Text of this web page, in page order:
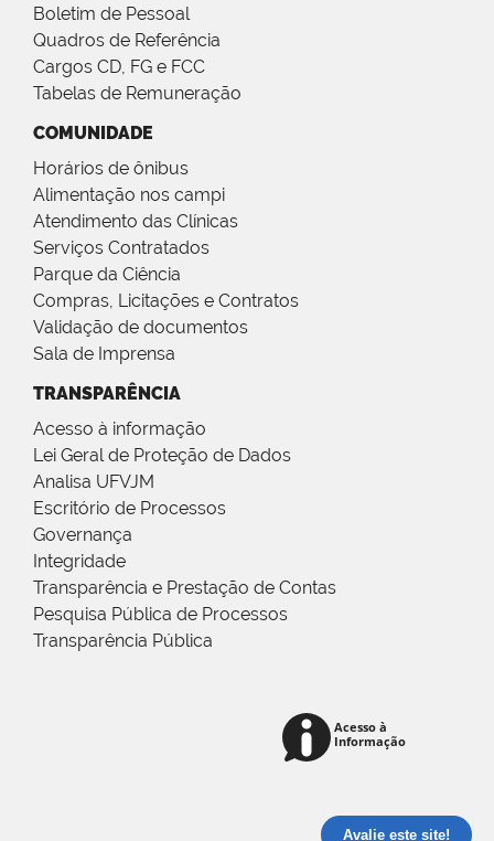
Boletim de Pessoal
Quadros de Referência
Cargos CD, FG e FCC
Tabelas de Remuneração
COMUNIDADE
Horários de ônibus
Alimentação nos campi
Atendimento das Clínicas
Serviços Contratados
Parque da Ciência
Compras, Licitações e Contratos
Validação de documentos
Sala de Imprensa
TRANSPARÊNCIA
Acesso à informação
Lei Geral de Proteção de Dados
Analisa UFVJM
Escritório de Processos
Governança
Integridade
Transparência e Prestação de Contas
Pesquisa Pública de Processos
Transparência Pública
Avalie este site!